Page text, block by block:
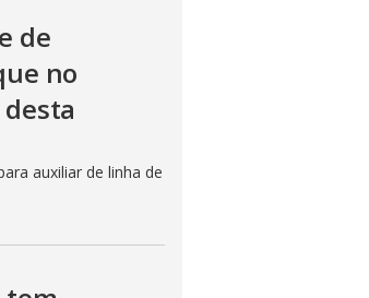
de
no
desta
auxiliar de linha de